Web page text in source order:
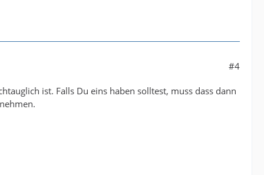
#4
ist. Falls Du eins haben solltest, muss dass dann